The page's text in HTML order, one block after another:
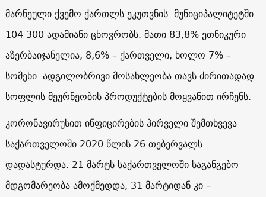
მარნეული ქვემო ქართლს ეკუთვნის. მუნიციპალიტეტში
104 300 ადამიანი ცხოვრობს. მათი 83,8% ეთნიკური
აზერბაიჯანელია, 8,6% – ქართველი, ხოლო 7% –
სომეხი. ადგილობრივი მოსახლეობა თავს ძირითადად
სოფლის მეურნეობის პროდუქტების მოყვანით ირჩენს.
კორონავირუსით ინფიცირების პირველი შემთხვევა
საქართველოში 2020 წლის 26 თებერვალს
დადასტურდა. 21 მარტს საქართველოში საგანგებო
მდგომარეობა ამოქმედდა, 31 მარტიდან კი –